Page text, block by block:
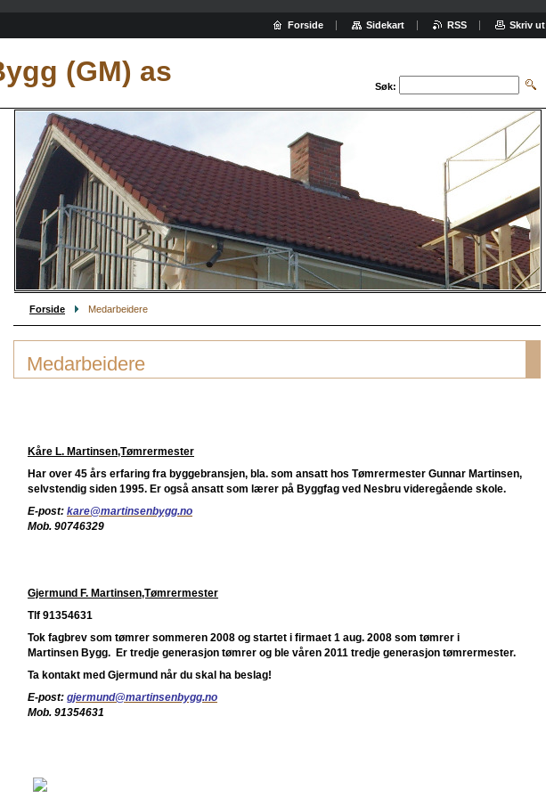
(GM) as Søk:
Forside Medarbeidere
Medarbeidere
Kåre L. Martinsen,Tømrermester
Har over 45 års erfaring fra byggebransjen, bla. som ansatt hos Tømrermester Gunnar Martinsen,
selvstendig siden 1995. Er også ansatt som lærer på Byggfag ved Nesbru videregående skole.
E-post: kare@martinsenbygg.no
Mob. 90746329
Gjermund F. Martinsen,Tømrermester
Tlf 91354631
Tok fagbrev som tømrer sommeren 2008 og startet i firmaet 1 aug. 2008 som tømrer i
Martinsen Bygg. Er tredje generasjon tømrer og ble våren 2011 tredje generasjon tømrermester.
Ta kontakt med Gjermund når du skal ha beslag!
E-post: gjermund@martinsenbygg.no
Mob. 91354631
Forside Sidekart RSS Skriv ut